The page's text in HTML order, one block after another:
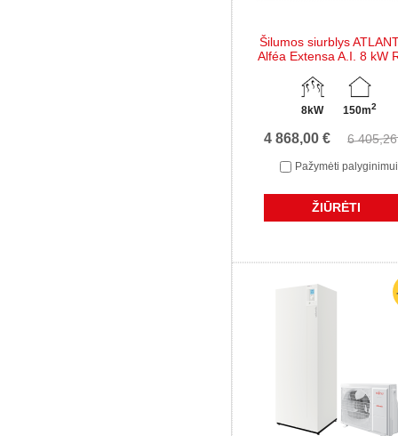
Šilumos siurblys
Alféa Extensa A.I. 8 kW
8kW 150m2
4 868,00 € 6
Pažymėti palyginimui
ŽIŪRĖTI